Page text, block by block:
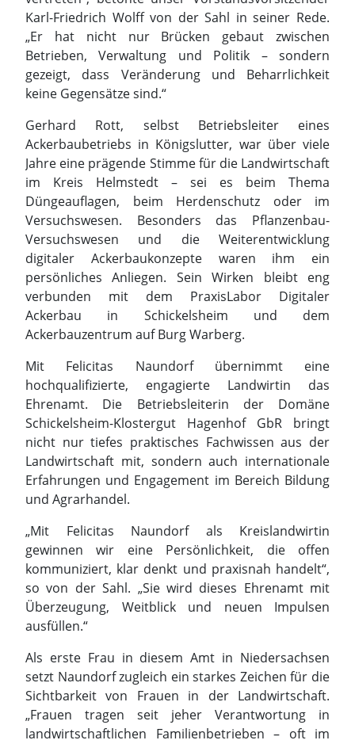
Karl-Friedrich Wolff von der Sahl in seiner Rede.
„Er hat nicht nur Brücken gebaut zwischen
Betrieben, Verwaltung und Politik – sondern
gezeigt, dass Veränderung und Beharrlichkeit
keine Gegensätze sind.“
Gerhard Rott, selbst Betriebsleiter eines
Ackerbaubetriebs in Königslutter, war über viele
Jahre eine prägende Stimme für die Landwirtschaft
im Kreis Helmstedt – sei es beim Thema
Düngeauflagen, beim Herdenschutz oder im
Versuchswesen. Besonders das Pflanzenbau-
Versuchswesen und die Weiterentwicklung
digitaler Ackerbaukonzepte waren ihm ein
persönliches Anliegen. Sein Wirken bleibt eng
verbunden mit dem PraxisLabor Digitaler
Ackerbau in Schickelsheim und dem
Ackerbauzentrum auf Burg Warberg.
Mit Felicitas Naundorf übernimmt eine
hochqualifizierte, engagierte Landwirtin das
Ehrenamt. Die Betriebsleiterin der Domäne
Schickelsheim-Klostergut Hagenhof GbR bringt
nicht nur tiefes praktisches Fachwissen aus der
Landwirtschaft mit, sondern auch internationale
Erfahrungen und Engagement im Bereich Bildung
und Agrarhandel.
„Mit Felicitas Naundorf als Kreislandwirtin
gewinnen wir eine Persönlichkeit, die offen
kommuniziert, klar denkt und praxisnah handelt“,
so von der Sahl. „Sie wird dieses Ehrenamt mit
Überzeugung, Weitblick und neuen Impulsen
ausfüllen.“
Als erste Frau in diesem Amt in Niedersachsen
setzt Naundorf zugleich ein starkes Zeichen für die
Sichtbarkeit von Frauen in der Landwirtschaft.
„Frauen tragen seit jeher Verantwortung in
landwirtschaftlichen Familienbetrieben – oft im